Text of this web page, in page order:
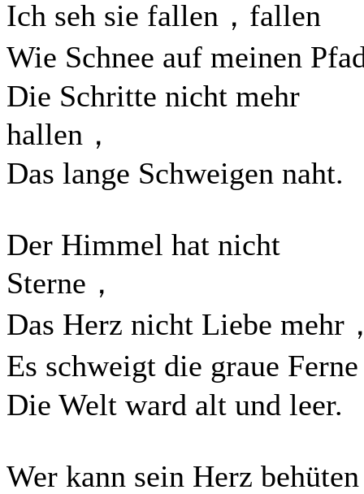
Ich seh sie fallen，fallen
Wie Schnee auf meinen
Die Schritte nicht mehr
hallen，
Das lange Schweigen naht.
Der Himmel hat nicht
Sterne，
Das Herz nicht Liebe mehr
Es schweigt die graue
Die Welt ward alt und leer.
Wer kann sein Herz behüten